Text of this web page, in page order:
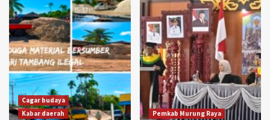
Cagar budaya
Kabar daerah
Pemkab Murung Raya